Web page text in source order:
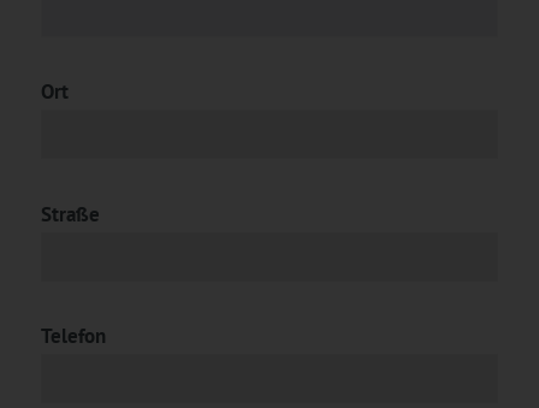
Ort
Straße
Telefon